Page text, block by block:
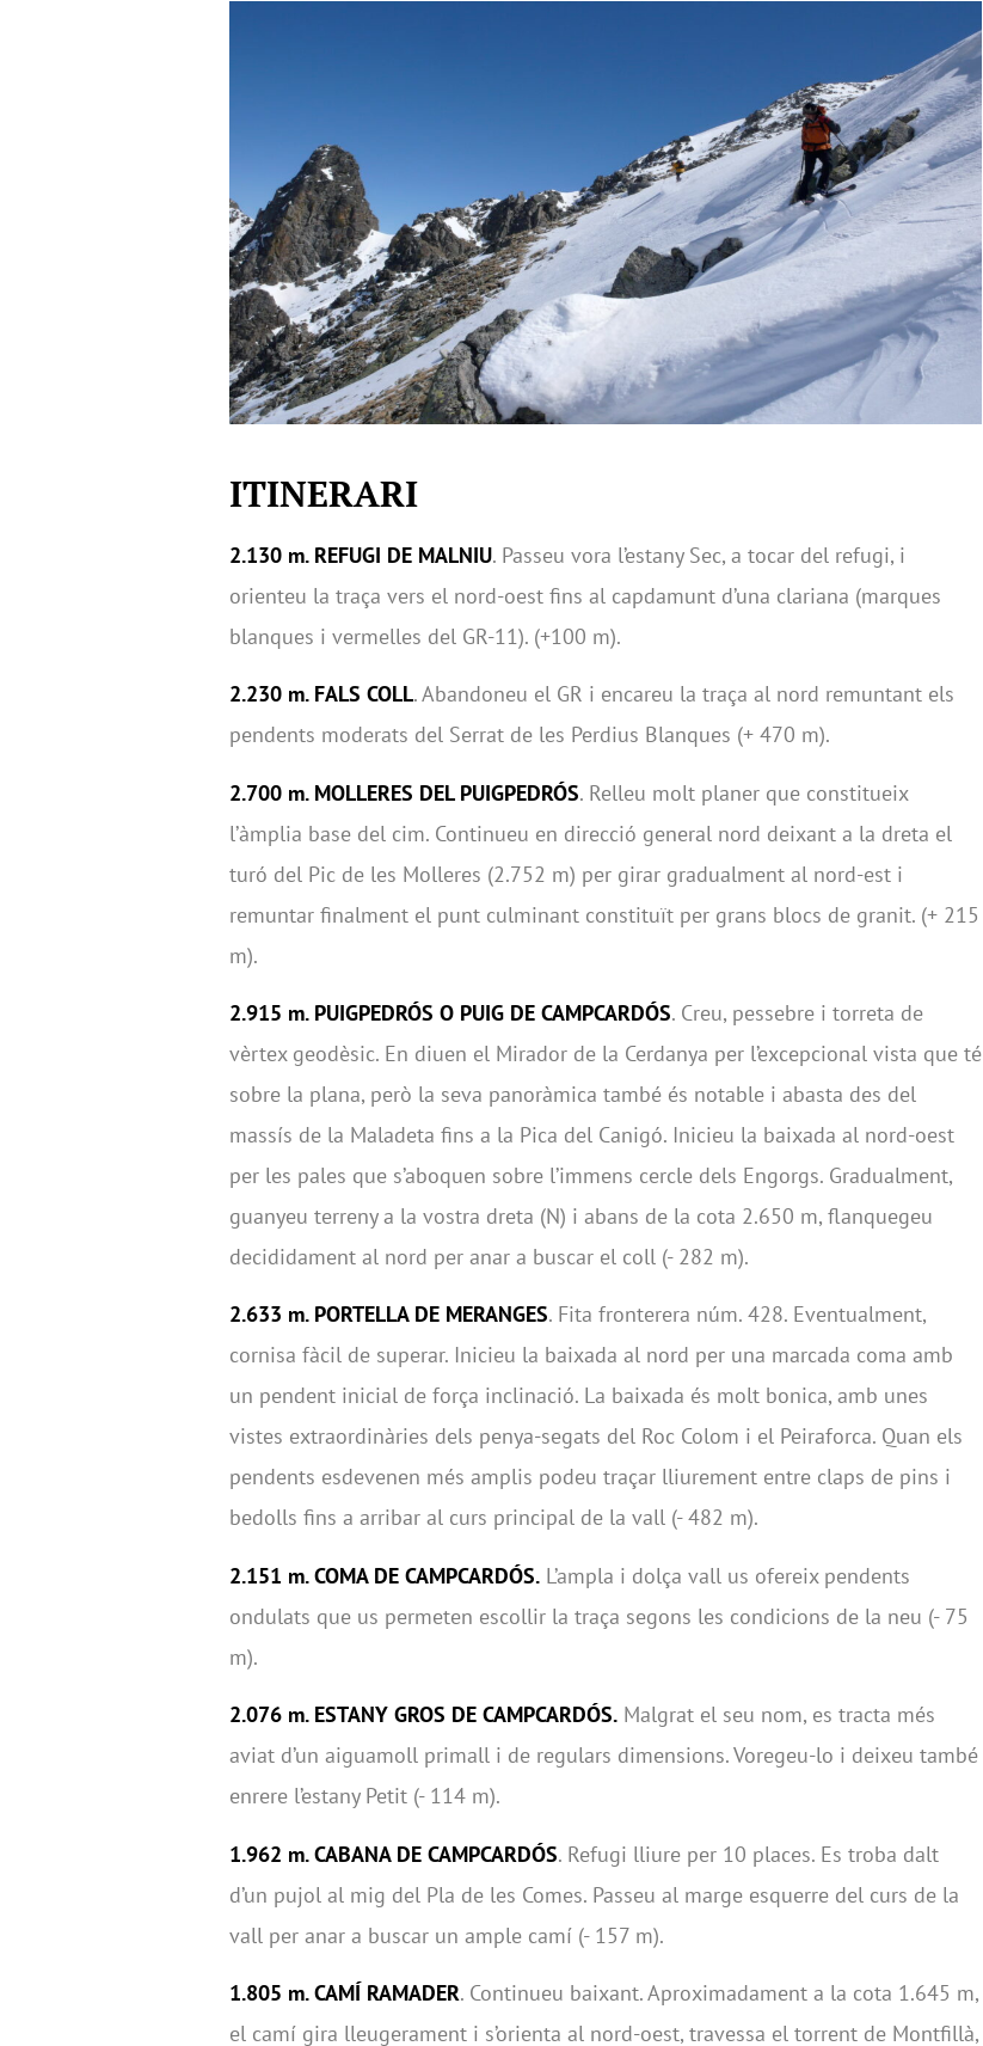
ITINERARI
2.130 m. REFUGI DE MALNIU. Passeu vora l’estany Sec, a tocar del refugi, i
orienteu la traça vers el nord-oest fins al capdamunt d’una clariana (marques
blanques i vermelles del GR-11). (+100 m).
2.230 m. FALS COLL. Abandoneu el GR i encareu la traça al nord remuntant els
pendents moderats del Serrat de les Perdius Blanques (+ 470 m).
2.700 m. MOLLERES DEL PUIGPEDRÓS. Relleu molt planer que constitueix
l’àmplia base del cim. Continueu en direcció general nord deixant a la dreta el
turó del Pic de les Molleres (2.752 m) per girar gradualment al nord-est i
remuntar finalment el punt culminant constituït per grans blocs de granit. (+ 215
m).
2.915 m. PUIGPEDRÓS O PUIG DE CAMPCARDÓS. Creu, pessebre i torreta de
vèrtex geodèsic. En diuen el Mirador de la Cerdanya per l’excepcional vista que té
sobre la plana, però la seva panoràmica també és notable i abasta des del
massís de la Maladeta fins a la Pica del Canigó. Inicieu la baixada al nord-oest
per les pales que s’aboquen sobre l’immens cercle dels Engorgs. Gradualment,
guanyeu terreny a la vostra dreta (N) i abans de la cota 2.650 m, flanquegeu
decididament al nord per anar a buscar el coll (- 282 m).
2.633 m. PORTELLA DE MERANGES. Fita fronterera núm. 428. Eventualment,
cornisa fàcil de superar. Inicieu la baixada al nord per una marcada coma amb
un pendent inicial de força inclinació. La baixada és molt bonica, amb unes
vistes extraordinàries dels penya-segats del Roc Colom i el Peiraforca. Quan els
pendents esdevenen més amplis podeu traçar lliurement entre claps de pins i
bedolls fins a arribar al curs principal de la vall (- 482 m).
2.151 m. COMA DE CAMPCARDÓS. L’ampla i dolça vall us ofereix pendents
ondulats que us permeten escollir la traça segons les condicions de la neu (- 75
m).
2.076 m. ESTANY GROS DE CAMPCARDÓS. Malgrat el seu nom, es tracta més
aviat d’un aiguamoll primall i de regulars dimensions. Voregeu-lo i deixeu també
enrere l’estany Petit (- 114 m).
1.962 m. CABANA DE CAMPCARDÓS. Refugi lliure per 10 places. Es troba dalt
d’un pujol al mig del Pla de les Comes. Passeu al marge esquerre del curs de la
vall per anar a buscar un ample camí (- 157 m).
1.805 m. CAMÍ RAMADER. Continueu baixant. Aproximadament a la cota 1.645 m,
el camí gira lleugerament i s’orienta al nord-oest, travessa el torrent de Montfillà,